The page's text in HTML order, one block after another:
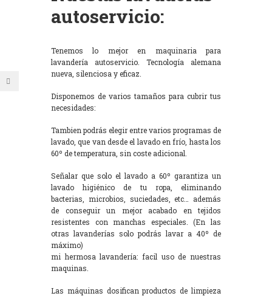
autoservicio:
Tenemos lo mejor en maquinaria para
lavandería autoservicio. Tecnología alemana
nueva, silenciosa y eficaz.
Disponemos de varios tamaños para cubrir tus
necesidades:
Tambien podrás elegir entre varios programas de
lavado, que van desde el lavado en frío, hasta los
60º de temperatura, sin coste adicional.
Señalar que solo el lavado a 60º garantiza un
lavado higiénico de tu ropa, eliminando
bacterias, microbios, suciedades, etc… además
de conseguir un mejor acabado en tejidos
resistentes con manchas especiales. (En las
otras lavanderías solo podrás lavar a 40º de
máximo)
mi hermosa lavandería: facil uso de nuestras
maquinas.
Las máquinas dosifican productos de limpieza